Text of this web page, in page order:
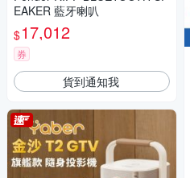
EAKER 藍牙喇叭
$17,012
券
貨到通知我